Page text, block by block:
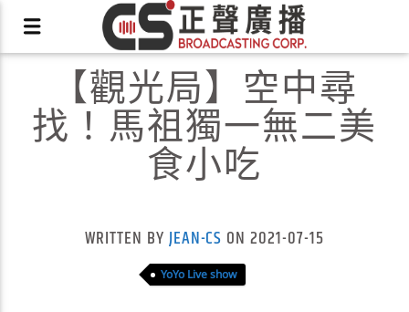
【觀光局】空中尋
找！馬祖獨一無二美
食小吃
WRITTEN BY JEAN-CS ON 2021-07-15
YoYo Live show